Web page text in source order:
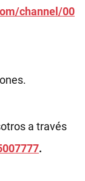
channel/00
a través
.